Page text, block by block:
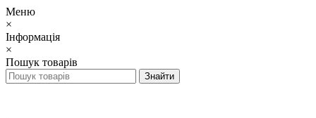
Меню
×
Інформація
×
Пошук товарів